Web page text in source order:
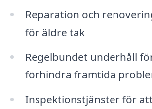
Reparation och
för äldre tak
Regelbundet underhåll
förhindra framtida
Inspektionstjänster för